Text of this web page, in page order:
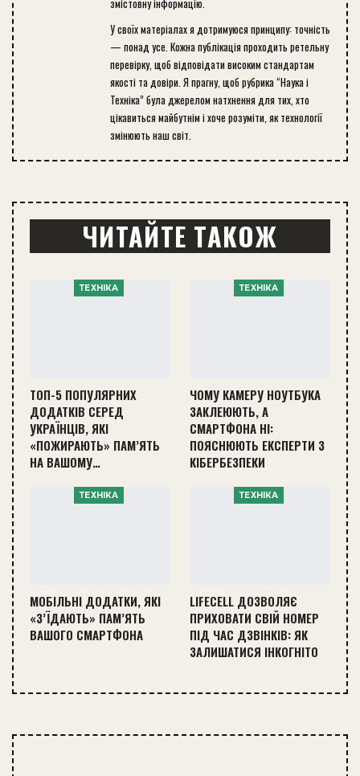
змістовну інформацію.
У своїх матеріалах я дотримуюся принципу: точність
— понад усе. Кожна публікація проходить ретельну
перевірку, щоб відповідати високим стандартам
якості та довіри. Я прагну, щоб рубрика “Наука і
Техніка” була джерелом натхнення для тих, хто
цікавиться майбутнім і хоче розуміти, як технології
змінюють наш світ.
ЧИТАЙТЕ ТАКОЖ
ТЕХНІКА
ТОП-5 ПОПУЛЯРНИХ
ДОДАТКІВ СЕРЕД
УКРАЇНЦІВ, ЯКІ
«ПОЖИРАЮТЬ» ПАМ’ЯТЬ
НА ВАШОМУ…
ТЕХНІКА
ЧОМУ КАМЕРУ НОУТБУКА
ЗАКЛЕЮЮТЬ, А
СМАРТФОНА НІ:
ПОЯСНЮЮТЬ ЕКСПЕРТИ З
КІБЕРБЕЗПЕКИ
ТЕХНІКА
МОБІЛЬНІ ДОДАТКИ, ЯКІ
«З’ЇДАЮТЬ» ПАМ’ЯТЬ
ВАШОГО СМАРТФОНА
ТЕХНІКА
LIFECELL ДОЗВОЛЯЄ
ПРИХОВАТИ СВІЙ НОМЕР
ПІД ЧАС ДЗВІНКІВ: ЯК
ЗАЛИШАТИСЯ ІНКОГНІТО